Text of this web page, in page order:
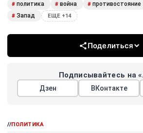
# политика # война # противостояние
# Запад ЕЩЕ +14
Поделиться
Подписывайтесь на
Дзен ВКонтакте
//ПОЛИТИКА